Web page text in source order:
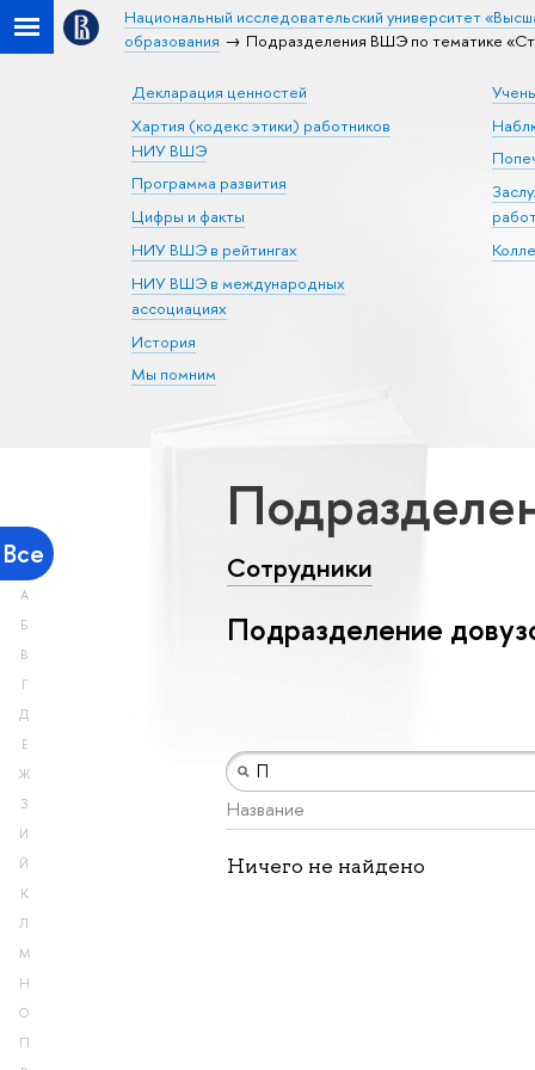
Национальный исследовательский университет
образования
Подразделения ВШЭ по тематике
Декларация ценностей
Хартия (кодекс этики) работников
НИУ ВШЭ
Программа развития
Цифры и факты
НИУ ВШЭ в рейтингах
НИУ ВШЭ в международных
ассоциациях
История
Мы помним
Все
А
Б
В
Г
Д
Е
Ж
З
И
Й
К
Л
М
Н
О
П
Сотрудники
Подразделение
Название
Ничего не найдено